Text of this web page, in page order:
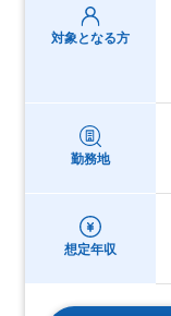
対象となる方
勤務地
想定年収